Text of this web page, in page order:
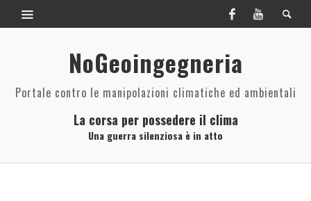
NoGeoingegneria
Portale contro le manipolazioni climatiche ed ambientali
La corsa per possedere il clima
Una guerra silenziosa è in atto